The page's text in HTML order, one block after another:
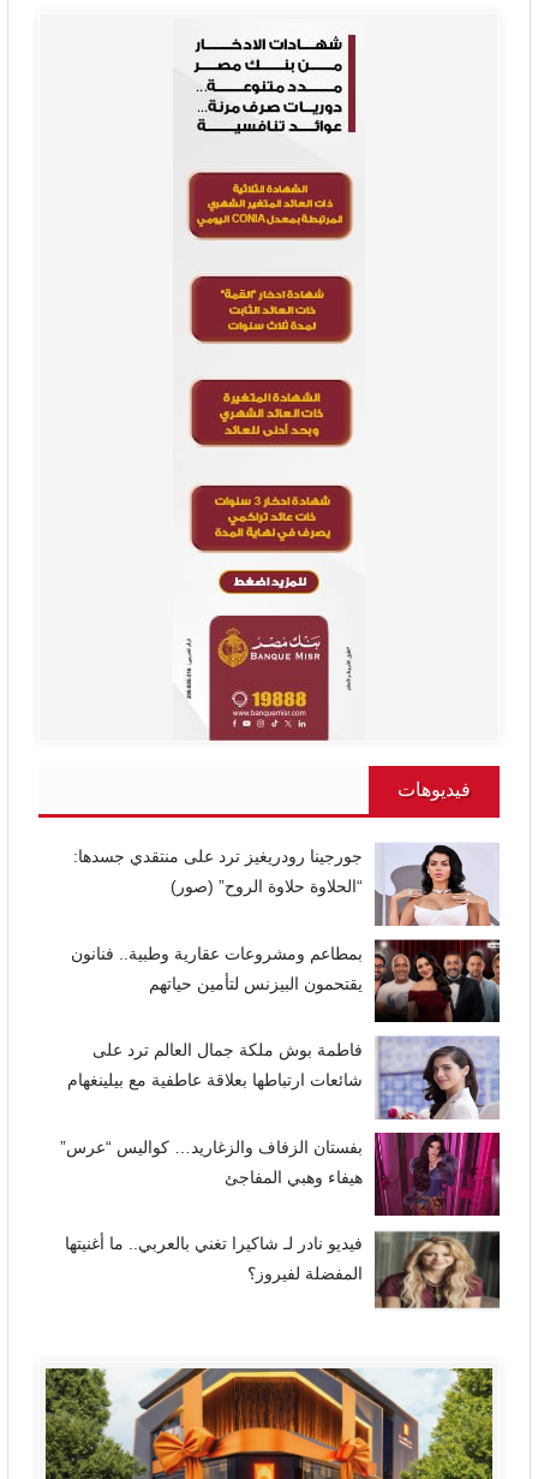
فيديوهات
جورجينا رودريغيز ترد على منتقدي جسدها:
“الحلاوة حلاوة الروح” (صور)
بمطاعم ومشروعات عقارية وطبية.. فنانون
يقتحمون البيزنس لتأمين حياتهم
فاطمة بوش ملكة جمال العالم ترد على
شائعات ارتباطها بعلاقة عاطفية مع بيلينغهام
بفستان الزفاف والزغاريد… كواليس “عرس”
هيفاء وهبي المفاجئ
فيديو نادر لـ شاكيرا تغني بالعربي.. ما أغنيتها
المفضلة لفيروز؟